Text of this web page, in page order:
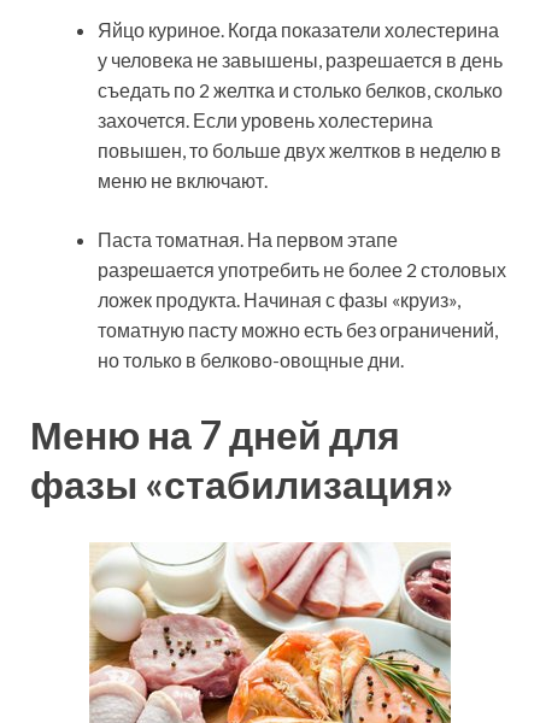
Яйцо куриное. Когда показатели холестерина
у человека не завышены, разрешается в день
съедать по 2 желтка и столько белков, сколько
захочется. Если уровень холестерина
повышен, то больше двух желтков в неделю в
меню не включают.
Паста томатная. На первом этапе
разрешается употребить не более 2 столовых
ложек продукта. Начиная с фазы «круиз»,
томатную пасту можно есть без ограничений,
но только в белково-овощные дни.
Меню на 7 дней для
фазы «стабилизация»